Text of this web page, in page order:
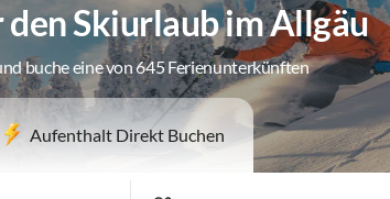
Skiurlaub im Allgäu
buche eine von 645 Ferienunterkünften
Aufenthalt Direkt Buchen